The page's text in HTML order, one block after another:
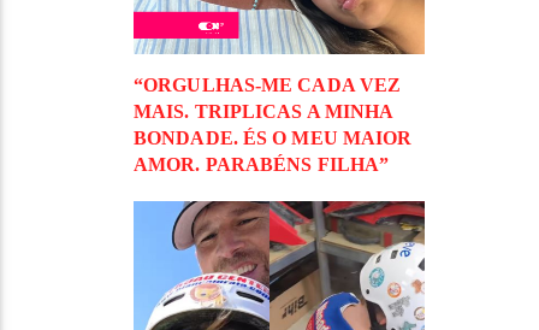
“ORGULHAS-ME CADA VEZ
MAIS. TRIPLICAS A MINHA
BONDADE. ÉS O MEU MAIOR
AMOR. PARABÉNS FILHA”